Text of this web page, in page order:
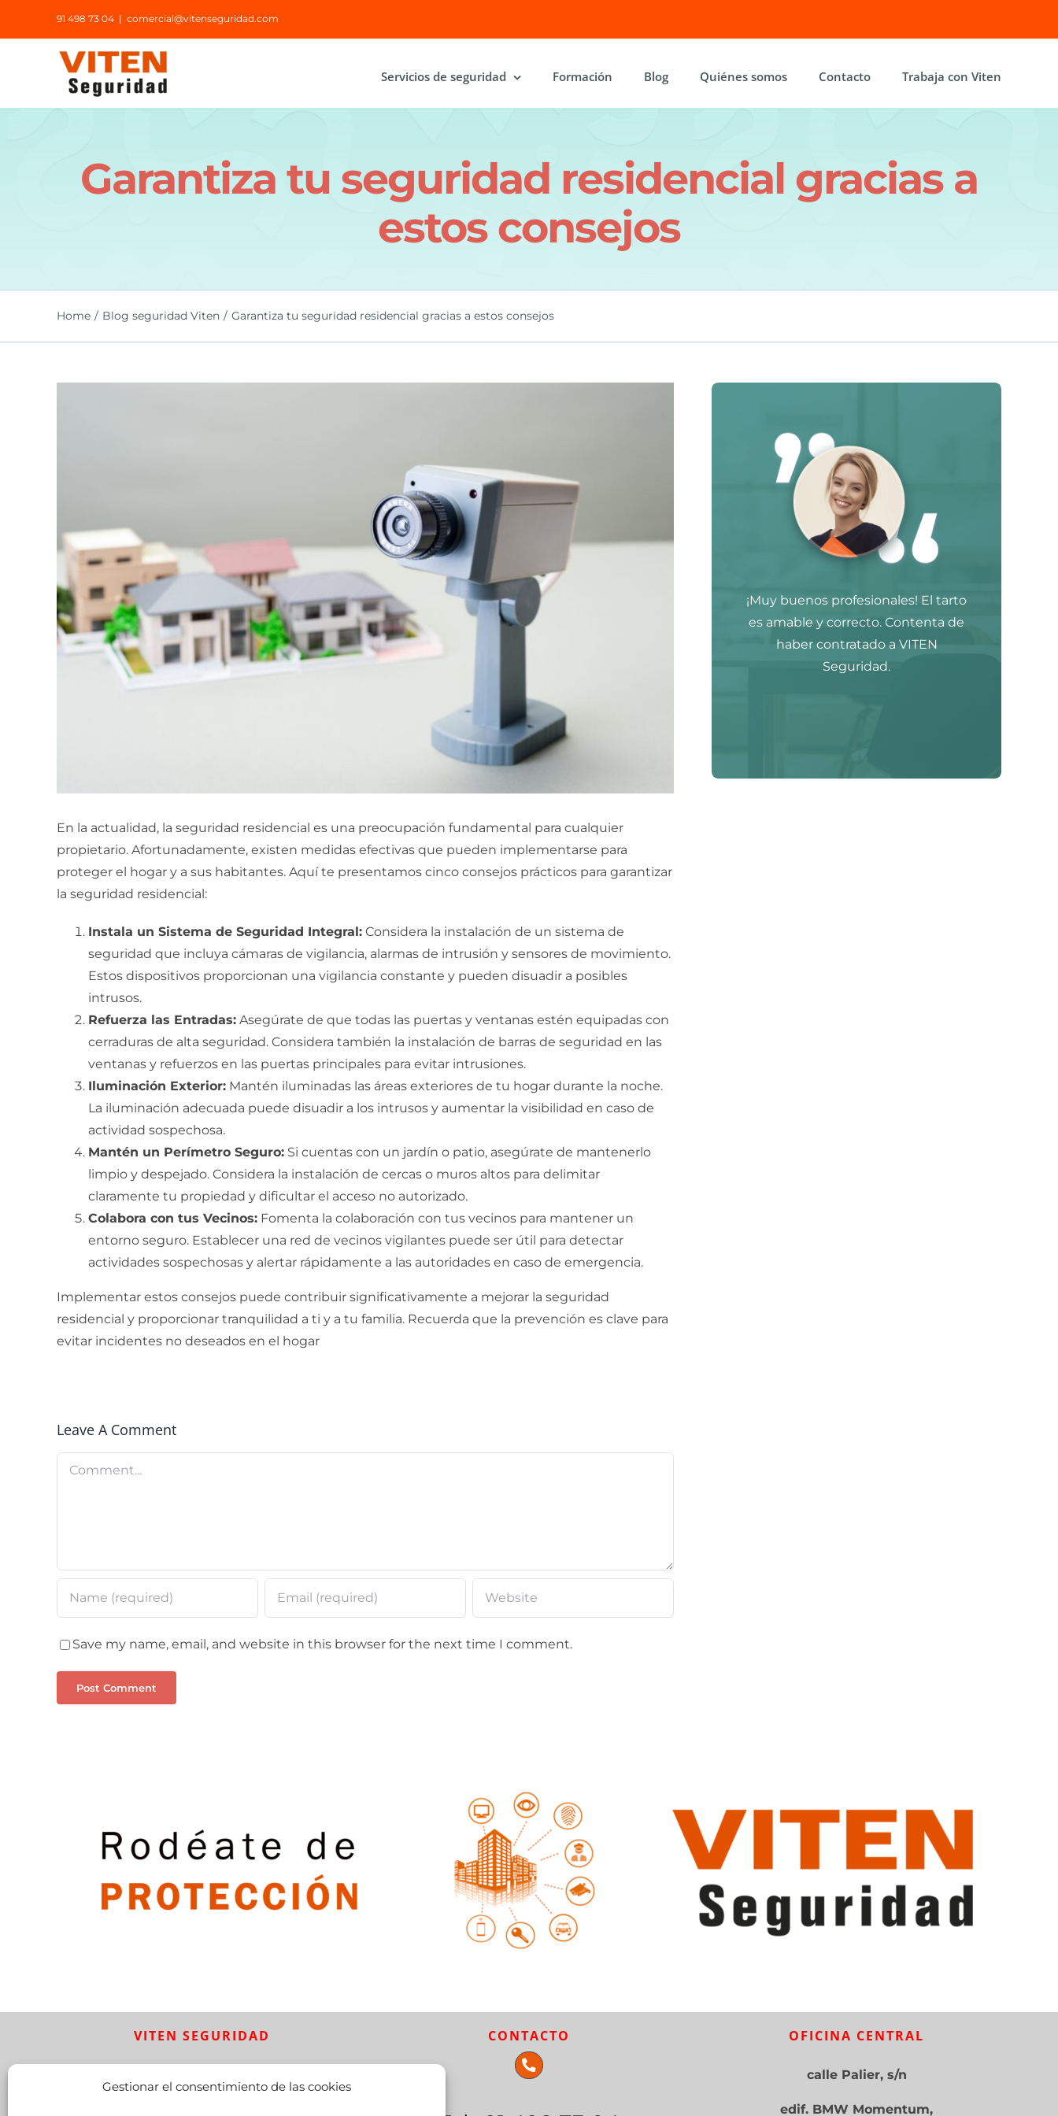
Gestionar el consentimiento de las cookies
contenido
91 498 73 04 | comercial@vitenseguridad.com
Servicios de seguridad Formación Blog Quiénes somos Contacto Trabaja con Viten
Garantiza tu seguridad residencial gracias a
estos consejos
Home Blog seguridad Viten Garantiza tu seguridad residencial gracias a estos consejos
En la actualidad, la seguridad residencial es una preocupación fundamental para cualquier
propietario. Afortunadamente, existen medidas efectivas que pueden implementarse para
proteger el hogar y a sus habitantes. Aquí te presentamos cinco consejos prácticos para garantizar
la seguridad residencial:
Instala un Sistema de Seguridad Integral:Considera la instalación de un sistema de
seguridad que incluya cámaras de vigilancia, alarmas de intrusión y sensores de movimiento.
Estos dispositivos proporcionan una vigilancia constante y pueden disuadir a posibles
intrusos.
Refuerza las Entradas:Asegúrate de que todas las puertas y ventanas estén equipadas con
cerraduras de alta seguridad. Considera también la instalación de barras de seguridad en las
ventanas y refuerzos en las puertas principales para evitar intrusiones.
Iluminación Exterior:Mantén iluminadas las áreas exteriores de tu hogar durante la noche.
La iluminación adecuada puede disuadir a los intrusos y aumentar la visibilidad en caso de
actividad sospechosa.
Mantén un Perímetro Seguro:Si cuentas con un jardín o patio, asegúrate de mantenerlo
limpio y despejado. Considera la instalación de cercas o muros altos para delimitar
claramente tu propiedad y dificultar el acceso no autorizado.
Colabora con tus Vecinos:Fomenta la colaboración con tus vecinos para mantener un
entorno seguro. Establecer una red de vecinos vigilantes puede ser útil para detectar
actividades sospechosas y alertar rápidamente a las autoridades en caso de emergencia.
Implementar estos consejos puede contribuir significativamente a mejorar la seguridad
residencial y proporcionar tranquilidad a ti y a tu familia. Recuerda que la prevención es clave para
evitar incidentes no deseados en el hogar
Leave A Comment
Comment
Save my name, email, and website in this browser for the next time I comment.
¡Muy buenos profesionales! El tarto
es amable y correcto. Contenta de
haber contratado a VITEN
Seguridad.
VITEN SEGURIDAD CONTACTO OFICINA CENTRAL
calle Palier, s/n
edif. BMW Momentum,